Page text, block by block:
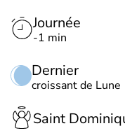
Journée
-1 min
Dernier
croissant de Lune
Saint